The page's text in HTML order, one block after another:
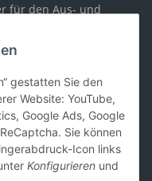
gestatten Sie den
Website: YouTube,
Google Ads, Google
Sie können
Icon links
Konfigurieren und
für den Aus- und
Mit unserem
als auch